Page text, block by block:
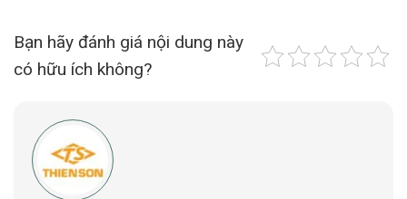
Bạn hãy đánh giá nội dung này
có hữu ích không?